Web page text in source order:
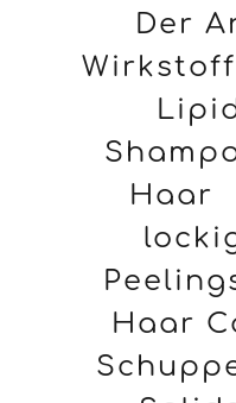
Der
Wirkstoff
Haar
Haar